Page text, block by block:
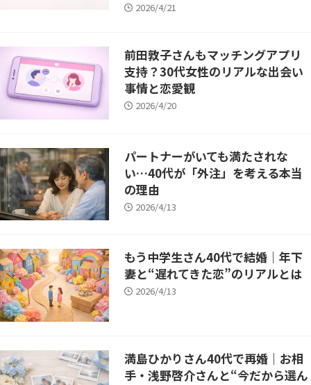
2026/4/21
前田敦子さんもマッチングアプリ
支持？30代女性のリアルな出会い
事情と恋愛観
2026/4/20
パートナーがいても満たされな
い…40代が「外注」を考える本当
の理由
2026/4/13
もう中学生さん40代で結婚｜年下
妻と“遅れてきた恋”のリアルとは
2026/4/13
満島ひかりさん40代で再婚｜お相
手・浅野啓介さんと“今だから選ん